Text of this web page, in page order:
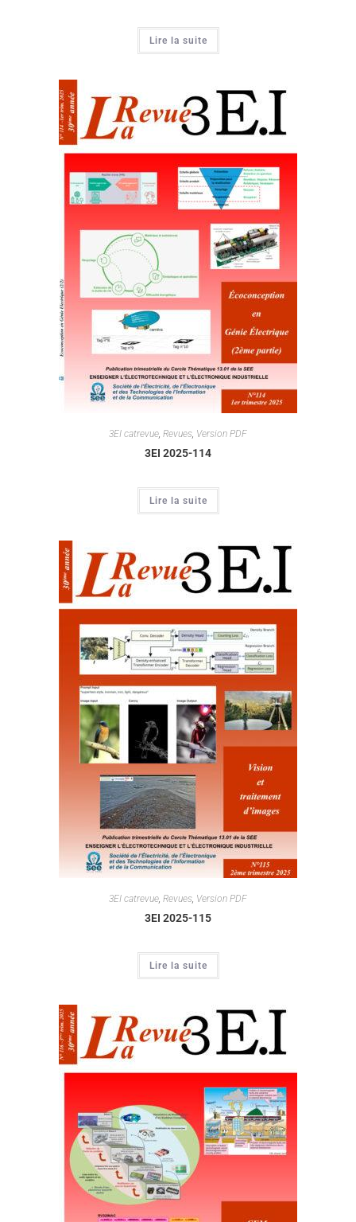
Lire la suite
3EI catrevue, Revues, Version PDF
3EI 2025-114
Lire la suite
3EI catrevue Revues Version PDF
3EI 2025-115
Lire la suite